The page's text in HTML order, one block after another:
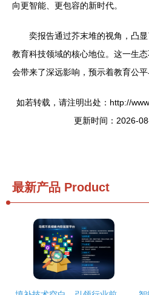
向更智能、更包容的新时代。
奕报告通过芥末堆的视角，凸
教育科技领域的核心地位。这一生
会带来了深远影响，预示着教育公平
如若转载，请注明出处：http://
更新时间：2026-
最新产品 Product